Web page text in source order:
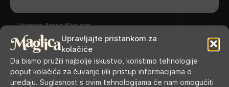
Upravljajte pristankom za
kolačiće
Da bismo pružili najbolje iskustvo, koristimo tehnologije
poput kolačića za čuvanje i/ili pristup informacijama o
uređaju. Suglasnost s ovim tehnologijama će nam omogućiti
Voopoo Argus Klyc cap